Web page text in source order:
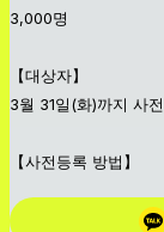
3,000명
【대상자】
3월 31일(화)까지 사
【사전등록 방법】